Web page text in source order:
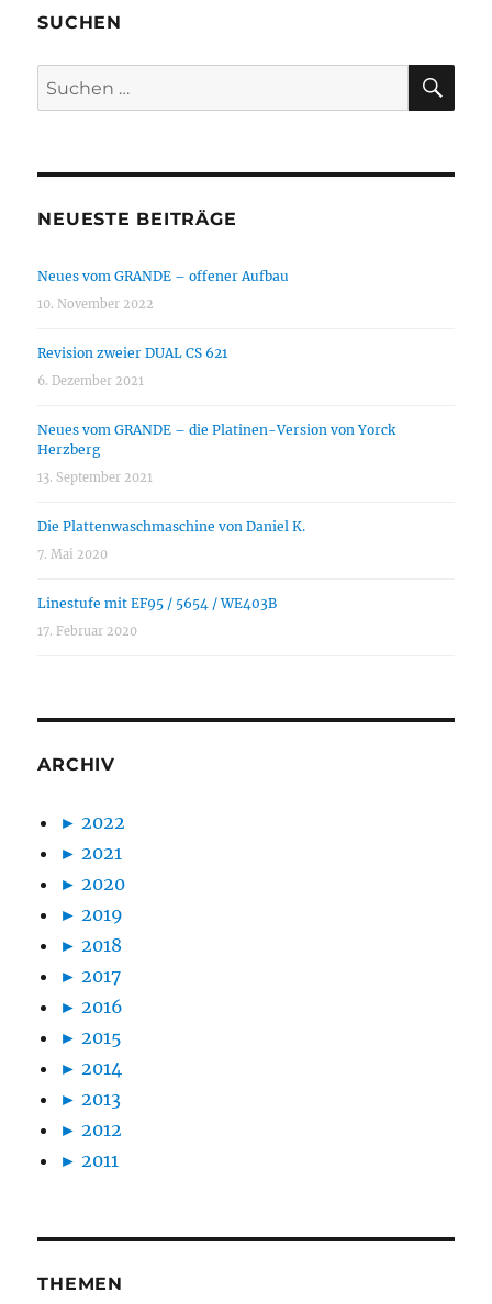
SUCHEN
Suchen
nach:
NEUESTE BEITRÄGE
Neues vom GRANDE – offener Aufbau
10. November 2022
Revision zweier DUAL CS 621
6. Dezember 2021
Neues vom GRANDE – die Platinen-Version von Yorck
Herzberg
13. September 2021
Die Plattenwaschmaschine von Daniel K.
7. Mai 2020
Linestufe mit EF95 / 5654 / WE403B
17. Februar 2020
ARCHIV
► 2022
► 2021
► 2020
► 2019
► 2018
► 2017
► 2016
► 2015
► 2014
► 2013
► 2012
► 2011
THEMEN